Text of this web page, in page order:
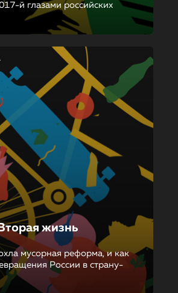
й глазами российских
жизнь
мусорная реформа, и как
России в страну-